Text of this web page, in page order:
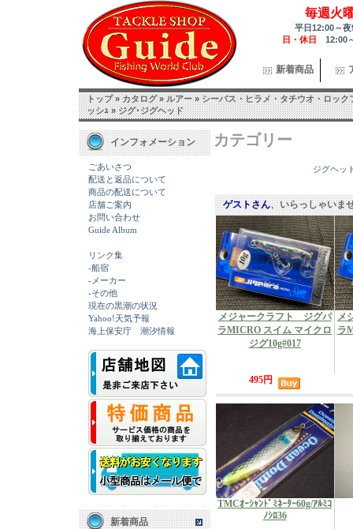
毎週火
平日12:00～
日・休日 12:00
新着商品
トップ»カタログ»ルアー»シーバス・ヒラメ・タチウオ・ロック
ッシｭ»ジグ･ジグヘッド
インフォメーション
ごあいさつ
配送と返品について
商品の配送について
店舗ご案内
お問い合わせ
Guide Album
リンク集
-船宿
-メーカー
-その他
現在の黒潮の状況
Yahoo!天気予報
海上保安庁 潮汐情報
新着商品
カテゴリー
ジグヘッ
ゲストさん、いらっしゃいま
メジャークラフト ジグパ
ラMICRO スイム マイクロ
ジグ10g#017
495円
メ
ラ
TMCｵｰｼｬﾝﾄﾞﾐﾈｰﾀｰ60g/ｱﾙﾐｺ
ﾉｼﾛ36